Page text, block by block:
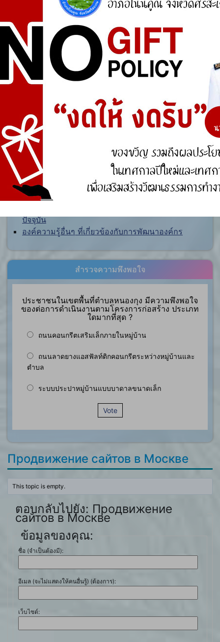
ศูนย์ร้องเรียน
สำนักงานคณะกรรมการป้องกันและปราบปรามการ
สำนักงานคณะกรรมการป้องกันและปราบปรามการ
ทุจริตในภาครัฐ
การจัดการความรู้ (KM)
องค์ความรู้ที่สนับสนุน วิสัยทัศน์ พันธกิจ ยุทธศาสตร์
ขององค์กร
องค์ความรู้จากประสบการณ์ที่องค์กรได้สั่งสมมา
ปัจจุบัน
องค์ความรู้อื่นๆ ที่เกี่ยวข้องกับการพัฒนาองค์กร
สำรวจความพึงพอใจ
ประชาชนในเขตพื้นที่ตำบลหนองกุง มีความพึงพอใจ
ของต่อการดำเนินงานตามโครงการก่อสร้าง ประเภท
ใดมากที่สุด ?
ถนนคอนกรีตเสริมเล็กภายในหมู่บ้าน
ถนนลาดยางแอสฟัลท์ติกคอนกรีตระหว่างหมู่บ้านและ
ตำบล
ระบบประปาหมู่บ้านแบบบาดาลขนาดเล็ก
Vote
Продвижение сайтов в Москве
This topic is empty.
ตอบกลับไปยัง: Продвижение
сайтов в Москве
ข้อมูลของคุณ:
ชื่อ (จำเป็นต้องมี):
อีเมล (จะไม่แสดงให้คนอื่นรู้) (ต้องการ):
เว็บไซต์: